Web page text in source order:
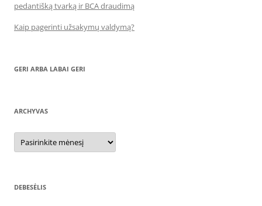
pedantišką tvarką ir BCA draudimą
Kaip pagerinti užsakymų valdymą?
GERI ARBA LABAI GERI
ARCHYVAS
Archyvas
DEBESĖLIS